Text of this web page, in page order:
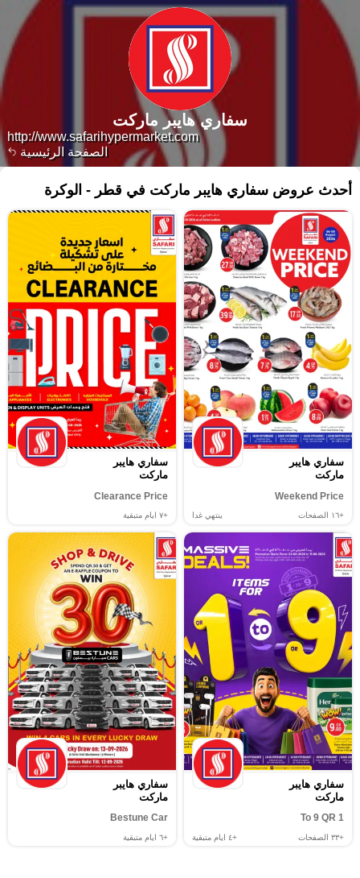
الصفحة الرئيسية
http://www.safarihypermarket.com
سفاري هايبر ماركت
أحدث عروض سفاري هايبر ماركت في قطر - الوكرة
سفاري هايبر
ماركت
Weekend Price
+١٦ الصفحات ينتهي غدا
سفاري هايبر
ماركت
Clearance Price
+٧ ايام متبقية
سفاري هايبر
ماركت
1 To 9 QR
+٣٣ الصفحات +٤ ايام متبقية
سفاري هايبر
ماركت
Bestune Car
+٦ ايام متبقية